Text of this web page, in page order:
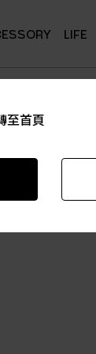
LIFE
至首頁
至首頁
至首頁
至首頁
至首頁
至首頁